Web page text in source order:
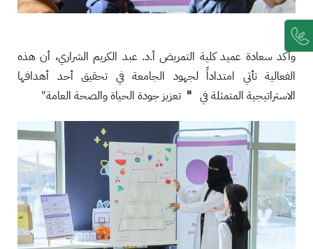
وأكد سعادة عميد كلية التمريض أ.د. عبد الكريم الشراري، أن هذه
الفعالية تأتي امتداداً لجهود الجامعة في تحقيق أحد أهدافها
الاستراتيجية المتمثلة في " تعزيز جودة الحياة والصحة العامة"